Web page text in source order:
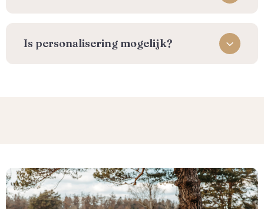
Is personalisering mogelijk?